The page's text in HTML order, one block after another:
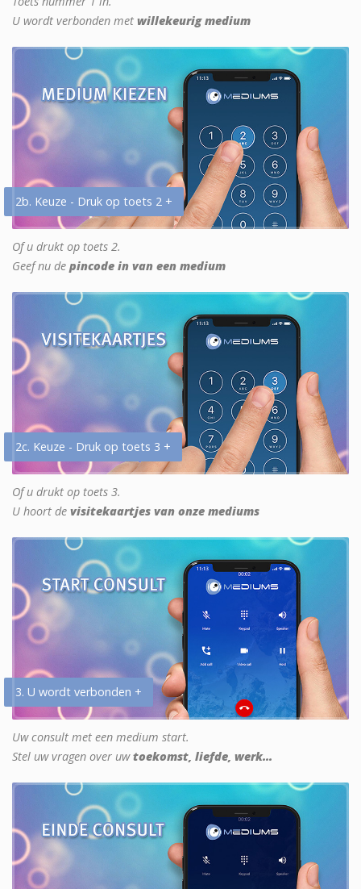
U wordt verbonden met willekeurig medium
2b. Keuze - Druk op toets 2 +
Of u drukt op toets 2.
Geef nu de pincode in van een medium
2c. Keuze - Druk op toets 3 +
Of u drukt op toets 3.
U hoort de visitekaartjes van onze mediums
3. U wordt verbonden +
Uw consult met een medium start.
Stel uw vragen over uwtoekomst, liefde, werk...